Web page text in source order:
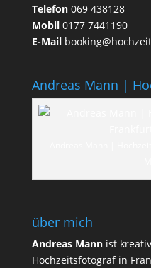
Telefon069 438128
Mobil0177 7441190
E-Mail
Andreas Mann |
über mich
Andreas Mannist
Hochzeitsfotograf in